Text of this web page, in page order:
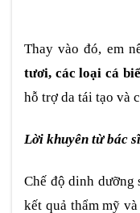
Thay vào đó, em
tươi, các loại cá
hỗ trợ da tái tạo và
Lời khuyên từ bác sĩ
Chế độ dinh dưỡng
kết quả thẩm mỹ